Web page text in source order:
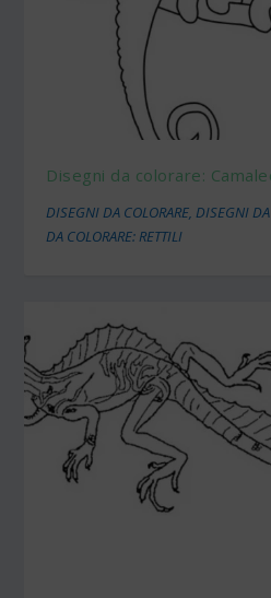
Disegni da colorare:
DISEGNI DA COLORARE,DISEGNI
DA COLORARE: RETTILI